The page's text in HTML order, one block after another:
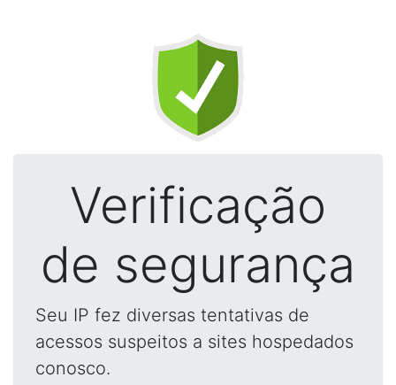
Verificação
de segurança
Seu IP fez diversas tentativas de
acessos suspeitos a sites hospedados
conosco.